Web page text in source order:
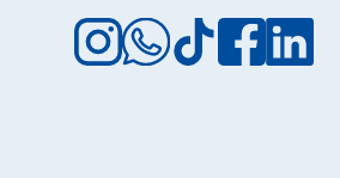
InstagramWhatsApp
TikTokFacebook